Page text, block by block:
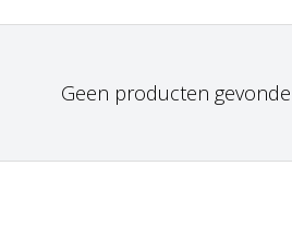
Geen producten